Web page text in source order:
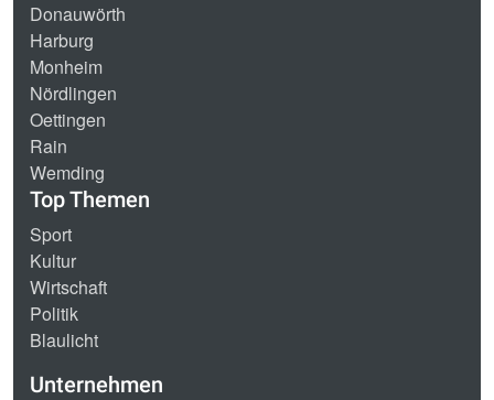
Donauwörth
Harburg
Monheim
Nördlingen
Oettingen
Rain
Wemding
Top Themen
Sport
Kultur
Wirtschaft
Politik
Blaulicht
Unternehmen